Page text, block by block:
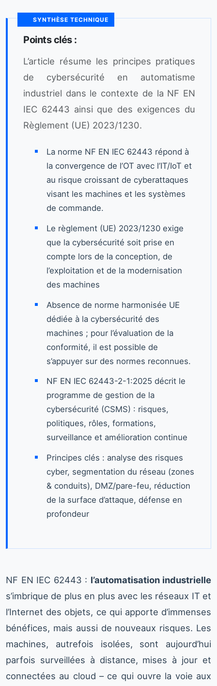
SYNTHÈSE TECHNIQUE
Points clés :
L’article résume les principes pratiques
de cybersécurité en automatisme
industriel dans le contexte de la NF EN
IEC 62443 ainsi que des exigences du
Règlement (UE) 2023/1230.
La norme NF EN IEC 62443 répond à
la convergence de l’OT avec l’IT/IoT et
au risque croissant de cyberattaques
visant les machines et les systèmes
de commande.
Le règlement (UE) 2023/1230 exige
que la cybersécurité soit prise en
compte lors de la conception, de
l’exploitation et de la modernisation
des machines
Absence de norme harmonisée UE
dédiée à la cybersécurité des
machines ; pour l’évaluation de la
conformité, il est possible de
s’appuyer sur des normes reconnues.
NF EN IEC 62443-2-1:2025 décrit le
programme de gestion de la
cybersécurité (CSMS) : risques,
politiques, rôles, formations,
surveillance et amélioration continue
Principes clés : analyse des risques
cyber, segmentation du réseau (zones
& conduits), DMZ/pare-feu, réduction
de la surface d’attaque, défense en
profondeur
NF EN IEC 62443 : l’automatisation industrielle
s’imbrique de plus en plus avec les réseaux IT et
l’Internet des objets, ce qui apporte d’immenses
bénéfices, mais aussi de nouveaux risques. Les
machines, autrefois isolées, sont aujourd’hui
parfois surveillées à distance, mises à jour et
connectées au cloud – ce qui ouvre la voie aux